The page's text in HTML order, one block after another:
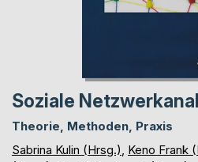
Soziale
Theorie, Methoden, Praxis
Sabrina Kulin (Hrsg.), Keno Frank